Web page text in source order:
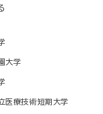
大学
医療技術短期大学